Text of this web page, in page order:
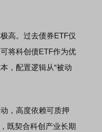
高。过去债券ETF仅
将科创债ETF作为优
，配置逻辑从“被动
，高度依赖可质押
既契合科创产业长期